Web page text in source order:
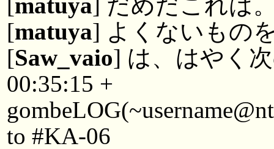
[matuya] よくないもの
[Saw_vaio] は、はやく
00:35:15 +
to #KA-06